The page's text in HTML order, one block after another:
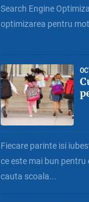
Search Engine
optimizarea pentru
Fiecare parinte isi
ce este mai bun
cauta scoala...